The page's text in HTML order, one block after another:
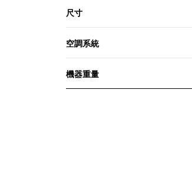
尺寸
空調系統
機器重量